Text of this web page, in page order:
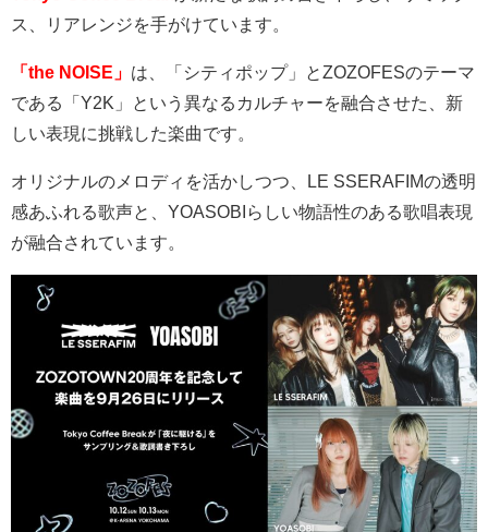
ス、リアレンジを手がけています。
「the NOISE」 は、「シティポップ」と ZOZOFESのテーマ
である「 Y2K 」という異なるカルチャーを融合させた、新
しい表現に挑戦した楽曲です。
オリジナルのメロディを活かしつつ、 LE SSERAFIMの透明
感あふれる歌声と、 YOASOBI らしい物語性のある歌唱表現
が融合されています。